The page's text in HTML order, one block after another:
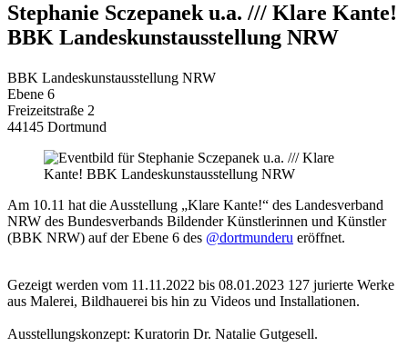
Stephanie Sczepanek u.a. /// Klare Kante!
BBK Landeskunstausstellung NRW
BBK Landeskunstausstellung NRW
Ebene 6
Freizeitstraße 2
44145 Dortmund
Am 10.11 hat die Ausstellung „Klare Kante!“ des Landesverband
NRW des Bundesverbands Bildender Künstlerinnen und Künstler
(BBK NRW) auf der Ebene 6 des @dortmunderu eröffnet.
Gezeigt werden vom 11.11.2022 bis 08.01.2023 127 jurierte Werke
aus Malerei, Bildhauerei bis hin zu Videos und Installationen.
Ausstellungskonzept: Kuratorin Dr. Natalie Gutgesell.